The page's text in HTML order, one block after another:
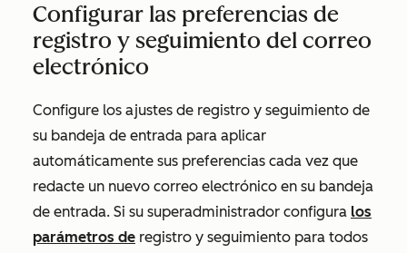
Configurar las preferencias de
registro y seguimiento del correo
electrónico
Configure los ajustes de registro y seguimiento de
su bandeja de entrada para aplicar
automáticamente sus preferencias cada vez que
redacte un nuevo correo electrónico en su bandeja
de entrada. Si su superadministrador configura los
parámetros de registro y seguimiento para todos